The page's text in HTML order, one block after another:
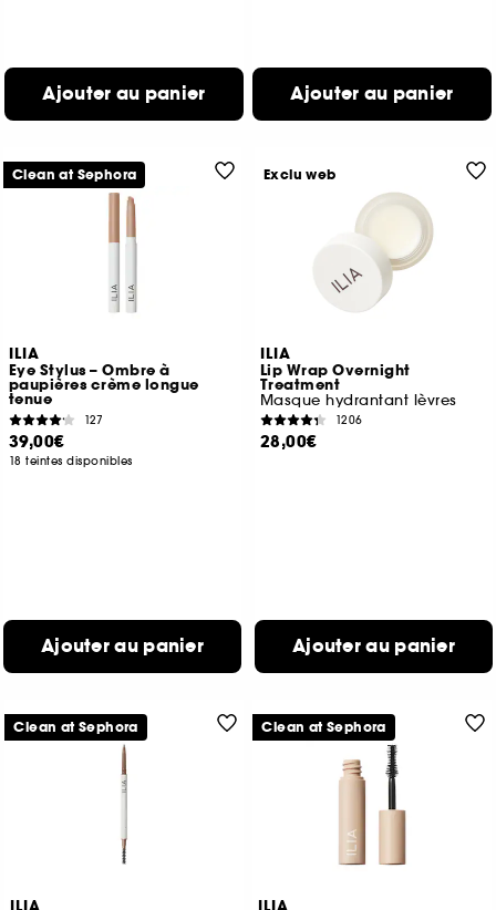
Ajouter au panier Ajouter au panier
ILIA
Eye Stylus – Ombre à
paupières crème longue
tenue
127
39,00€
18 teintes disponibles
Ajouter au panier
Clean at Sephora
ILIA
Lip Wrap Overnight
Treatment
Masque hydrantant lèvres
1206
28,00€
Ajouter au panier
Exclu web
Clean at Sephora Clean at Sephora